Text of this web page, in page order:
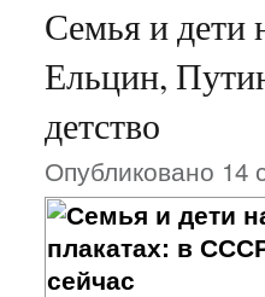
Семья и дети
Ельцин,
детство
Опубликовано 14